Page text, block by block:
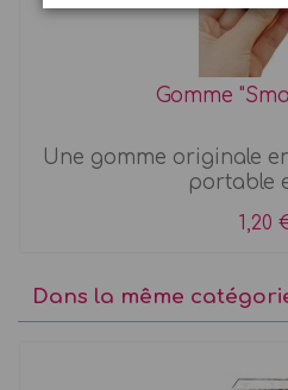
Gomme
Une gomme originale
portable
1,20
Dans la même